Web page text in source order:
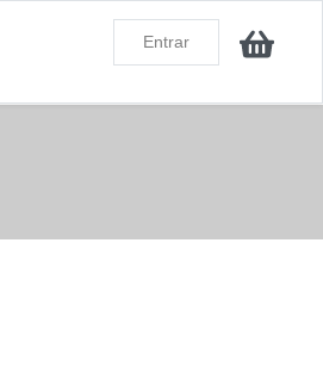
Entrar